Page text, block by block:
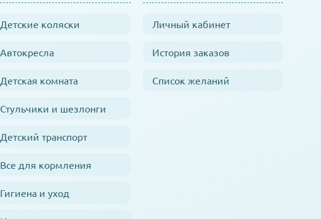
Детские коляски
Автокресла
Детская комната
Стульчики и шезлонги
Детский транспорт
Все для кормления
Гигиена и уход
Личный кабинет
История заказов
Список желаний